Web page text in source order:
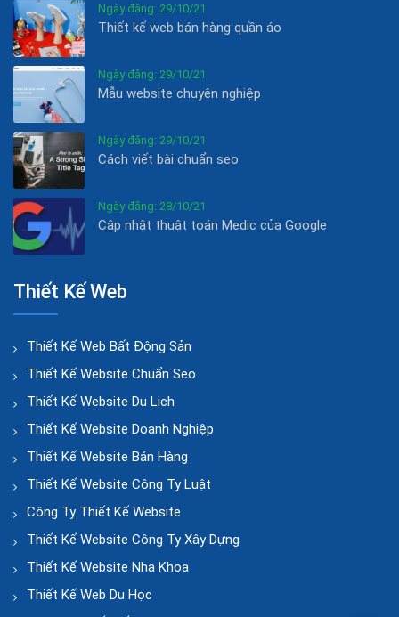
Ngày đăng: 29/10/21
Thiết kế web bán hàng quần áo
Ngày đăng: 29/10/21
Mẫu website chuyên nghiệp
Ngày đăng: 29/10/21
Cách viết bài chuẩn seo
Ngày đăng: 28/10/21
Cập nhật thuật toán Medic của Google
Thiết Kế Web
Thiết Kế Web Bất Động Sản
Thiết Kế Website Chuẩn Seo
Thiết Kế Website Du Lịch
Thiết Kế Website Doanh Nghiệp
Thiết Kế Website Bán Hàng
Thiết Kế Website Công Ty Luật
Công Ty Thiết Kế Website
Thiết Kế Website Công Ty Xây Dựng
Thiết Kế Website Nha Khoa
Thiết Kế Web Du Học